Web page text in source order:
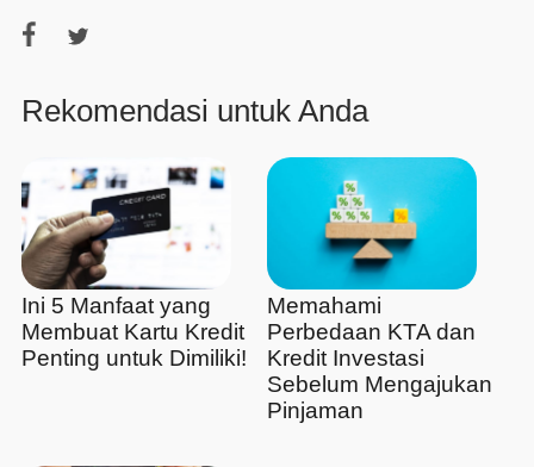
Rekomendasi untuk Anda
Ini 5 Manfaat yang
Membuat Kartu Kredit
Penting untuk Dimiliki!
Memahami
Perbedaan KTA dan
Kredit Investasi
Sebelum Mengajukan
Pinjaman